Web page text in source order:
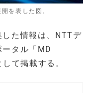
を表した図。
した情報は、NTTデ
タル「MD
て掲載する。